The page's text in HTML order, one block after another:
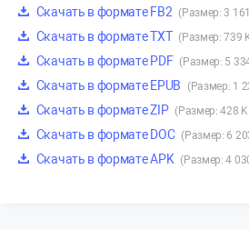
Скачать в формате FB2 (Размер: 3
Скачать в формате TXT (Размер: 739
Скачать в формате PDF (Размер: 5
Скачать в формате EPUB (Размер: 1
Скачать в формате ZIP (Размер: 428
Скачать в формате DOC (Размер: 6
Скачать в формате APK (Размер: 4